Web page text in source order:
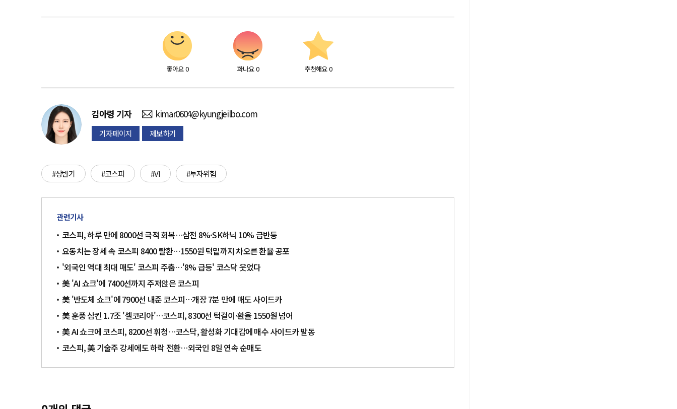
좋아요 0 화나요 0 추천해요 0
김아령 기자 kimar0604@kyungjeilbo.com
기자페이지 제보하기
#상반기 #코스피 #VI #투자위험
관련기사
코스피, 하루 만에 8000선 극적 회복…삼전 8%·SK하닉 10% 급반등
요동치는 장세 속 코스피 8400 탈환…1550원 턱밑까지 차오른 환율 공포
'외국인 역대 최대 매도' 코스피 주춤…'8% 급등' 코스닥 웃었다
美 'AI 쇼크'에 7400선까지 주저앉은 코스피
美 '반도체 쇼크'에 7900선 내준 코스피…개장 7분 만에 매도 사이드카
美 훈풍 삼킨 1.7조 '셀코리아'…코스피, 8300선 턱걸이·환율 1550원 넘어
美 AI 쇼크에 코스피, 8200선 휘청…코스닥, 활성화 기대감에 매수 사이드카 발동
코스피, 美 기술주 강세에도 하락 전환…외국인 8일 연속 순매도